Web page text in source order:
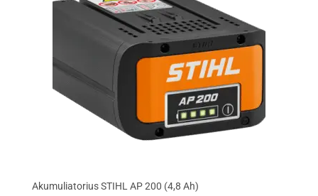
Akumuliatorius STIHL AP 200 (4,8 Ah)